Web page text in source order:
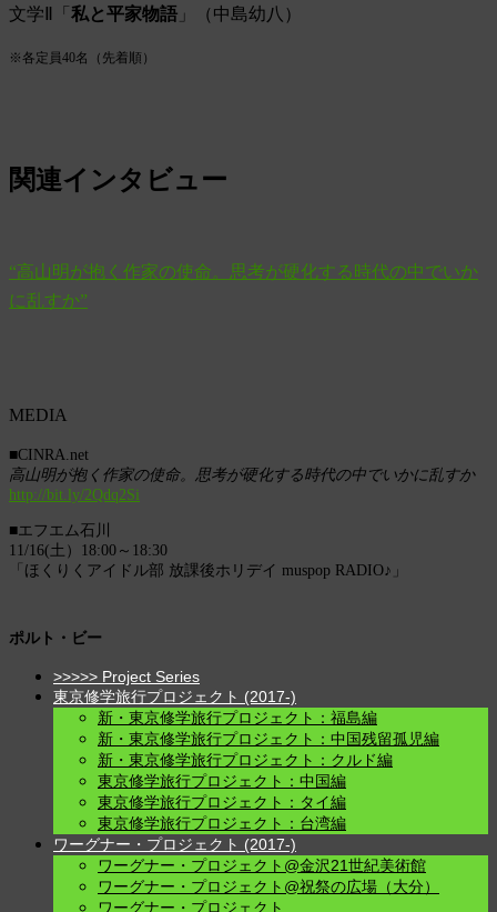
文学Ⅱ「 私と平家物語 」（中島幼八）
※各定員40名（先着順）
関連インタビュー
“高山明が抱く作家の使命。思考が硬化する時代の中でいか
に乱すか”
Post
MEDIA
■CINRA.net
高山明が抱く作家の使命。思考が硬化する時代の中でいかに乱すか
http://bit.ly/2Qdq2Si
■エフエム石川
11/16(土）18:00～18:30
「ほくりくアイドル部 放課後ホリデイ muspop RADIO♪」
ポルト・ビー
>>>>> Project Series
東京修学旅行プロジェクト (2017-)
新・東京修学旅行プロジェクト：福島編
新・東京修学旅行プロジェクト：中国残留孤児編
新・東京修学旅行プロジェクト：クルド編
東京修学旅行プロジェクト：中国編
東京修学旅行プロジェクト：タイ編
東京修学旅行プロジェクト：台湾編
ワーグナー・プロジェクト (2017-)
ワーグナー・プロジェクト@金沢21世紀美術館
ワーグナー・プロジェクト@祝祭の広場（大分）
ワーグナー・プロジェクト